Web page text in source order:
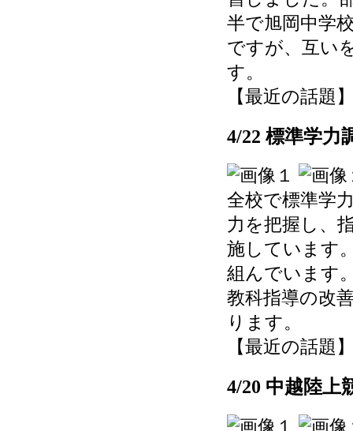
半で旭岡中学
ですが、互い
す。
【最近の話題
4/22 標準学力
全校で標準学
力を把握し、
施しています
組んでいます
教科指導の改
ります。
【最近の話題
4/20 中越陸上